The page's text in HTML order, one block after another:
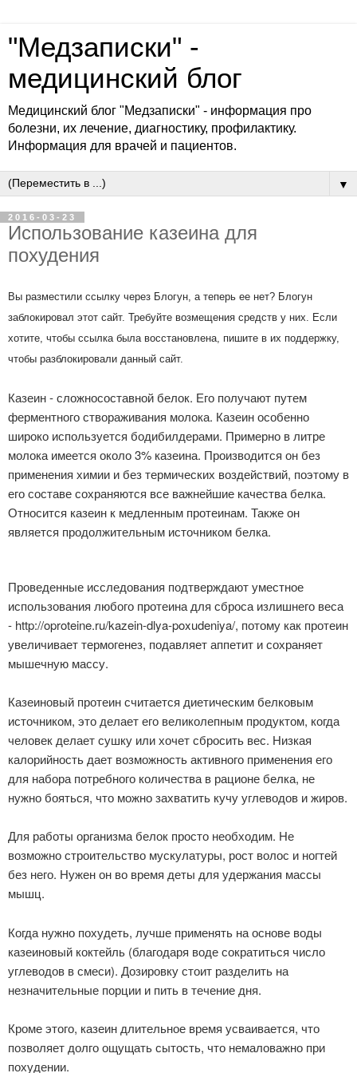
"Медзаписки" -
медицинский блог
Медицинский блог "Медзаписки" - информация про
болезни, их лечение, диагностику, профилактику.
Информация для врачей и пациентов.
▼
2016-03-23
Использование казеина для
похудения
Вы разместили ссылку через Блогун, а теперь ее нет? Блогун
заблокировал этот сайт. Требуйте возмещения средств у них. Если
хотите, чтобы ссылка была восстановлена, пишите в их поддержку,
чтобы разблокировали данный сайт.
Казеин - сложносоставной белок. Его получают путем
ферментного створаживания молока. Казеин особенно
широко используется бодибилдерами. Примерно в литре
молока имеется около 3% казеина. Производится он без
применения химии и без термических воздействий, поэтому в
его составе сохраняются все важнейшие качества белка.
Относится казеин к медленным протеинам. Также он
является продолжительным источником белка.
Проведенные исследования подтверждают уместное
использования любого протеина для сброса излишнего веса
- http://oproteine.ru/kazein-dlya-poxudeniya/, потому как протеин
увеличивает термогенез, подавляет аппетит и сохраняет
мышечную массу.
Казеиновый протеин считается диетическим белковым
источником, это делает его великолепным продуктом, когда
человек делает сушку или хочет сбросить вес. Низкая
калорийность дает возможность активного применения его
для набора потребного количества в рационе белка, не
нужно бояться, что можно захватить кучу углеводов и жиров.
Для работы организма белок просто необходим. Не
возможно строительство мускулатуры, рост волос и ногтей
без него. Нужен он во время деты для удержания массы
мышц.
Когда нужно похудеть, лучше применять на основе воды
казеиновый коктейль (благодаря воде сократиться число
углеводов в смеси). Дозировку стоит разделить на
незначительные порции и пить в течение дня.
Кроме этого, казеин длительное время усваивается, что
позволяет долго ощущать сытость, что немаловажно при
похудении.